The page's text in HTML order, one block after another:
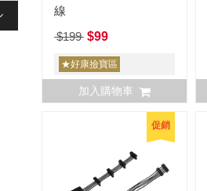
線
$199 $99
★好康撿寶區
加入購物車
促銷